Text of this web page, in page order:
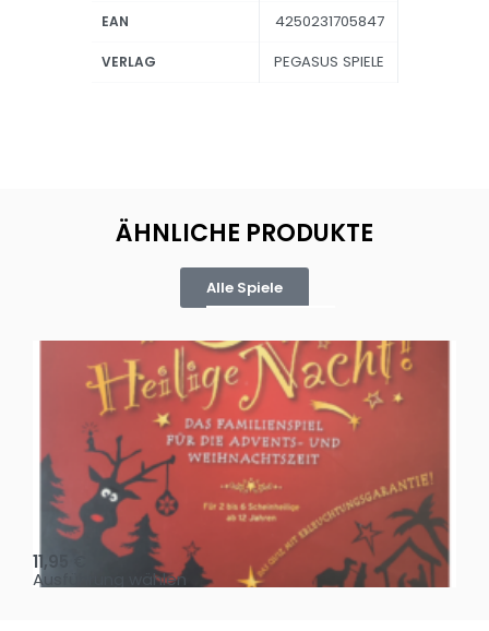
EAN 4250231705847
VERLAG PEGASUS SPIELE
ÄHNLICHE PRODUKTE
Alle Spiele
Oh, heilige Nacht!
11,95
Ausführung wählen